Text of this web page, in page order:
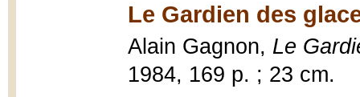
Le Gardien des
Alain Gagnon, Le
1984, 169 p. ; 23 cm.